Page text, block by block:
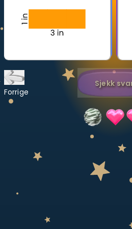
Bestill
Inviter en
LÆREPLAN
Velg læreplan
Logg inn
Forrige
Sjekk